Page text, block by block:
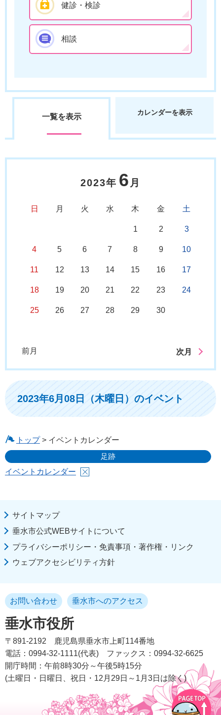
健診・検診
相談
一覧を表示 カレンダーを表示
2023年 6 月
日 月 火 水 木 金 土
1 2 3
4 5 6 7 8 9 10
11 12 13 14 15 16 17
18 19 20 21 22 23 24
25 26 27 28 29 30
前月 次月
2023年6月08日（木曜日）のイベント
トップ> イベントカレンダー
足跡
イベントカレンダー
サイトマップ
垂水市公式WEBサイトについて
プライバシーポリシー・免責事項・著作権・リンク
ウェブアクセシビリティ方針
垂水市役所
お問い合わせ 垂水市へのアクセス
〒891-2192
鹿児島県垂水市上町114番地
電話：0994-32-1111(代表)
ファックス：0994-32-6625
開庁時間：午前8時30分～午後5時15分
(土曜日・日曜日、祝日・12月29日～1月3日は除く)